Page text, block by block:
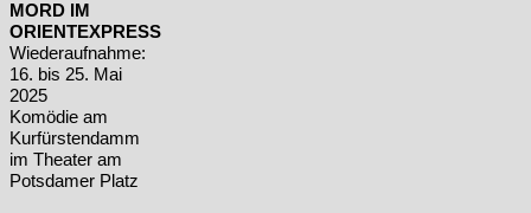
MORD IM
ORIENTEXPRESS
Wiederaufnahme:
16. bis 25. Mai
2025
Komödie am
Kurfürstendamm
im Theater am
Potsdamer Platz